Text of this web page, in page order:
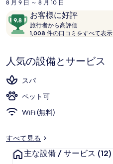
ギ
ャ
リ
ー
は
￥28,258
8 月 9 日 ～ 8 月 10 日
口
コ
ミ
お客様に好評
10
段
階
9.8、
お
客
に
好
件
口
旅行者から高評価
行
ら
1,008 件の口コミをすべて表示
人気の設備とサービス
スパ
ペット可
WiFi (無料)
すべて見る
主な設備 / サービス (12)